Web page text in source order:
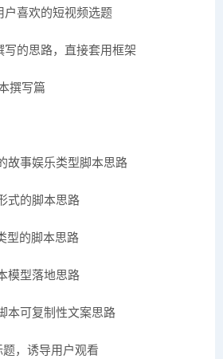
喜欢的短视频选题
的思路，直接套用框架
撰写篇
故事娱乐类型脚本思路
式的脚本思路
型的脚本思路
模型落地思路
本可复制性文案思路
，诱导用户观看